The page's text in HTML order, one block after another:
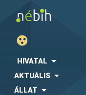
HIVATAL
AKTUÁLIS
ÁLLAT